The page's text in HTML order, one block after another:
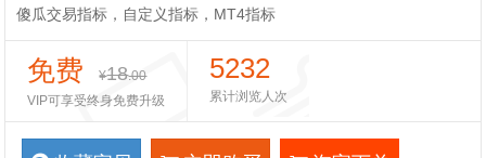
傻瓜交易指标，自定义指标，MT4指标
免费 ¥18.00
VIP可享受终身免费升级
5232
累计浏览人次